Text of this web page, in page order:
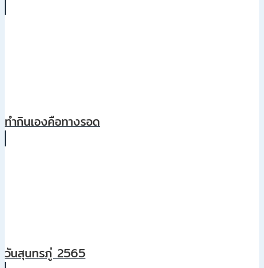
ทำกินเองคือทางรอด
วันสุนทรภู่ 2565